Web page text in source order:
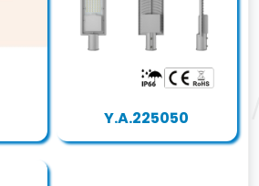
Y.A.225050